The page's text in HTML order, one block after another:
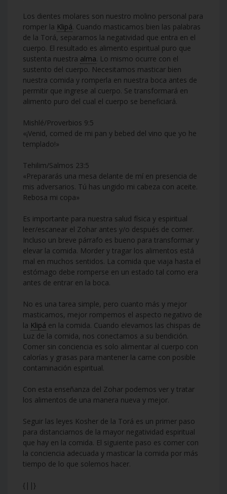
Los dientes molares son nuestro molino personal para
romper la Klipá. Cuando masticamos bien las palabras
de la Torá, separamos la negatividad que entra en el
cuerpo. El resultado es alimento espiritual puro que
sustenta nuestra alma. Lo mismo ocurre con el
sustento del cuerpo. Necesitamos masticar bien
nuestra comida y romperla en nuestra boca antes de
permitir que ingrese al cuerpo. Se transformará en
alimento puro del cual el cuerpo se beneficiará.
Mishlé/Proverbios 9:5
«¡Venid, comed de mi pan y bebed del vino que yo he
templado!»
Tehilim/Salmos 23:5
«Prepararás una mesa delante de mí en presencia de
mis adversarios. Tú has ungido mi cabeza con aceite.
Rebosa mi copa»
Es importante para nuestra salud física y espiritual
leer/escanear el Zohar antes y/o después de comer.
Incluso un breve párrafo es bueno para transformar y
elevar la comida. Morder y tragar los alimentos está
mal en muchos sentidos. La comida que viaja hasta el
estómago debe romperse en un estado tal como era
antes de entrar en la boca.
No es una tarea simple, pero cuanto más y mejor
masticamos, mejor rompemos el aspecto negativo de
la Klipá en la comida. Cuando elevamos las chispas de
Luz de la comida, nos conectamos a su bendición.
Comer sin conciencia es solo alimentar al cuerpo con
calorías y grasas para mantener la carne con posible
contaminación espiritual.
Con esta enseñanza del Zohar podemos ver y tratar
los alimentos de una manera nueva y mejor.
Seguir las leyes Kosher de la Torá es un primer paso
para distanciarnos de la mayor negatividad espiritual
que hay en la comida. El siguiente paso es comer con
la conciencia adecuada y masticar la comida por más
tiempo de lo que solemos hacer.
{||}